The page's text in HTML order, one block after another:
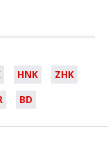
HNK
ZHK
BD